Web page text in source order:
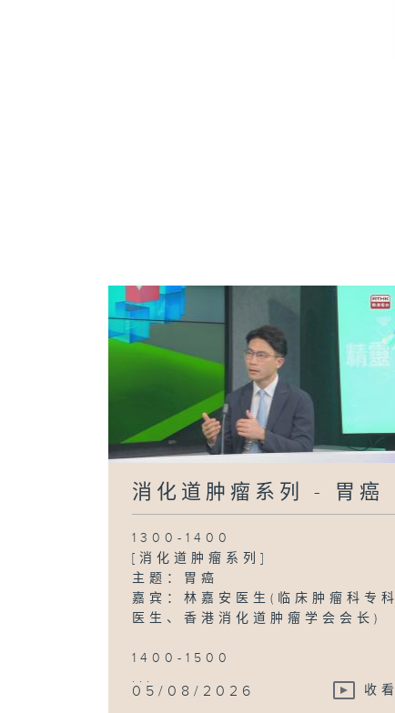
消化道肿瘤系列 - 胃癌
1300-1400
[消化道肿瘤系列]
主题：胃癌
嘉宾：林嘉安医生(临床肿瘤科专科
医生、香港消化道肿瘤学会会长)
1400-1500
...
05/08/2026 收看